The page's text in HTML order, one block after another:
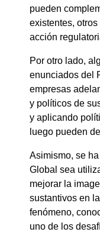
pueden
existentes,
acción
Por otro lado,
enunciados del
empresas
y políticos de
y aplicando
luego pueden
Asimismo, se
Global sea
mejorar la
sustantivos en
fenómeno,
uno de los